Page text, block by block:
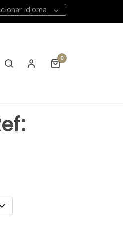
idioma
0